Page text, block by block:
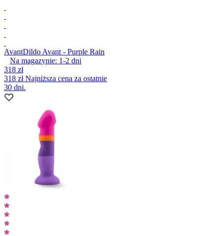
AvantDildo Avant - Purple Rain
Na magazynie: 1-2 dni
318 zł
318 złNajniższa cena za ostatnie
30 dni.